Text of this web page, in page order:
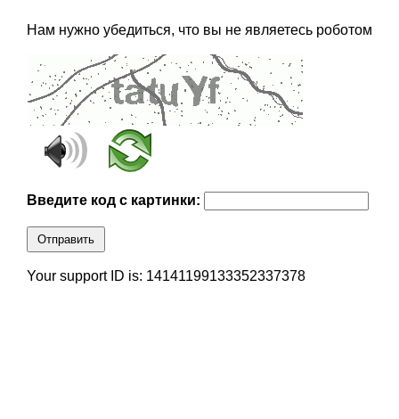
Нам нужно убедиться, что вы не являетесь роботом
Введите код с картинки:
Отправить
Your support ID is: 14141199133352337378